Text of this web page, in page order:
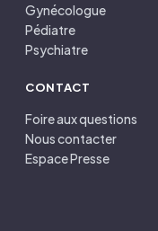
Gynécologue
Pédiatre
Psychiatre
CONTACT
Foire aux questions
Nous contacter
Espace Presse